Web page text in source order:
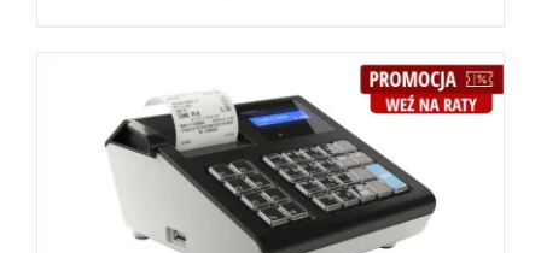
1,189.56zł.